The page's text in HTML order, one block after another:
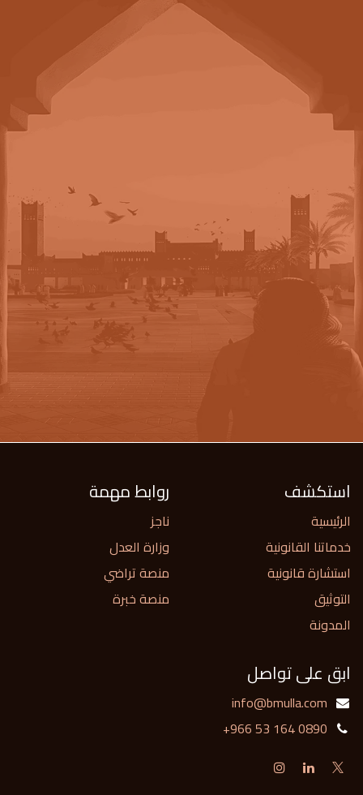
استكشف
الرئيسية
خدماتنا القانونية
استشارة قانونية
التوثيق
المدونة
روابط مهمة
ناجز
وزارة العدل
منصة تراضي
منصة خبرة
ابق على تواصل
info@bmulla.com
+966 53 164 0890